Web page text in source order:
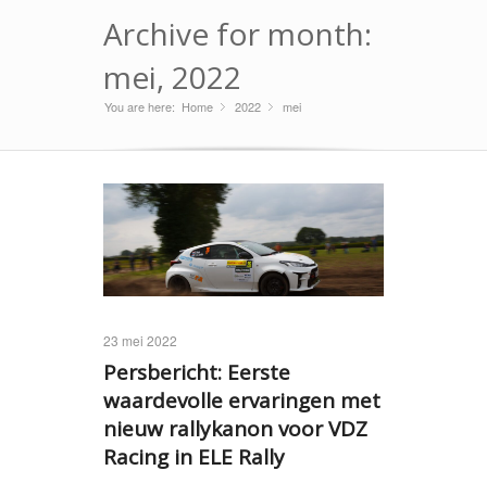
Archive for month:
mei, 2022
You are here: Home »
2022 »
mei
23 mei 2022
Persbericht: Eerste
waardevolle ervaringen met
nieuw rallykanon voor VDZ
Racing in ELE Rally